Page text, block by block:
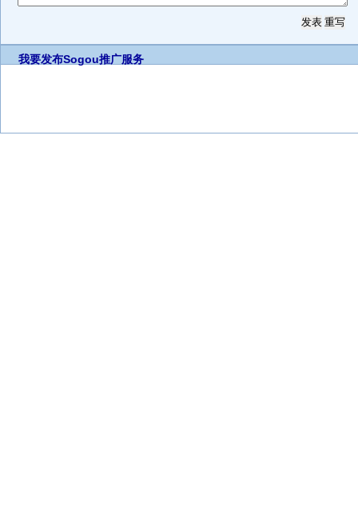
我要发布Sogou推广服务